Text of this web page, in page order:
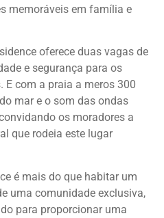
memoráveis em família e
oferece duas vagas de
e segurança para os
E com a praia a meros 300
mar e o som das ondas
os moradores a
que rodeia este lugar
é mais do que habitar um
uma comunidade exclusiva,
para proporcionar uma